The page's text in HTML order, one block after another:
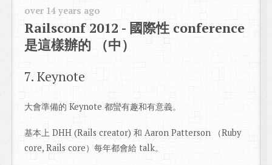
over 14 years ago
Railsconf 2012 - 國際性 conference
是這樣辦的 （中）
7. Keynote
大會準備的 Keynote 都蠻有趣和有意義。
基本上 DHH (Rails creator) 和 Aaron Patterson （Ruby
core, Rails core）每年都會給 talk。